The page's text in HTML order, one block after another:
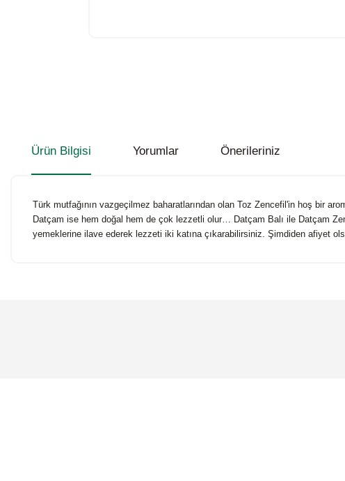
Ürün Bilgisi Yorumlar Önerileriniz
Türk mutfağının vazgeçilmez baharatlarından olan Toz Zencefil'in hoş bir
Datçam ise hem doğal hem de çok lezzetli olur… Datçam Balı ile Datçam
yemeklerine ilave ederek lezzeti iki katına çıkarabilirsiniz. Şimdiden afiyet